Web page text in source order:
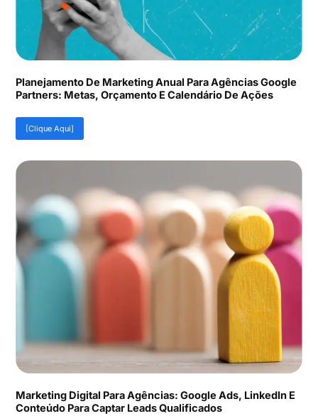
Planejamento De Marketing Anual Para Agências Google
Partners: Metas, Orçamento E Calendário De Ações
[Clique Aqui]
Marketing Digital Para Agências: Google Ads, LinkedIn E
Conteúdo Para Captar Leads Qualificados